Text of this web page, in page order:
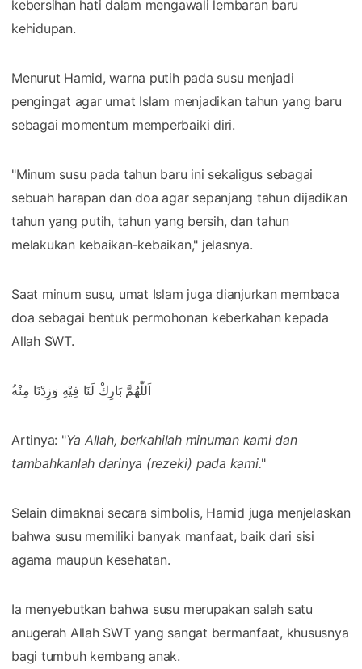
kebersihan hati dalam mengawali lembaran baru
kehidupan.
Menurut Hamid, warna putih pada susu menjadi
pengingat agar umat Islam menjadikan tahun yang baru
sebagai momentum memperbaiki diri.
"Minum susu pada tahun baru ini sekaligus sebagai
sebuah harapan dan doa agar sepanjang tahun dijadikan
tahun yang putih, tahun yang bersih, dan tahun
melakukan kebaikan-kebaikan," jelasnya.
Saat minum susu, umat Islam juga dianjurkan membaca
doa sebagai bentuk permohonan keberkahan kepada
Allah SWT.
ُ‎اَللّٰهُمَّ بَارِكْ لَنَا فِيْهِ وَزِدْنَا مِنْه
Artinya: "Ya Allah, berkahilah minuman kami dan
tambahkanlah darinya (rezeki) pada kami."
Selain dimaknai secara simbolis, Hamid juga menjelaskan
bahwa susu memiliki banyak manfaat, baik dari sisi
agama maupun kesehatan.
Ia menyebutkan bahwa susu merupakan salah satu
anugerah Allah SWT yang sangat bermanfaat, khususnya
bagi tumbuh kembang anak.